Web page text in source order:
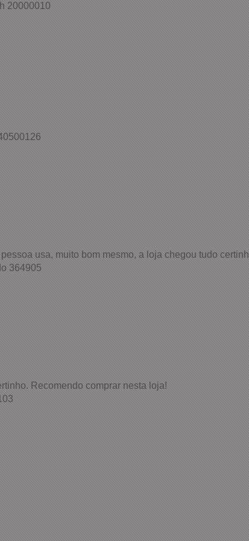
20000010
usa, muito bom mesmo, a loja chegou tudo
364905
Recomendo comprar nesta loja!